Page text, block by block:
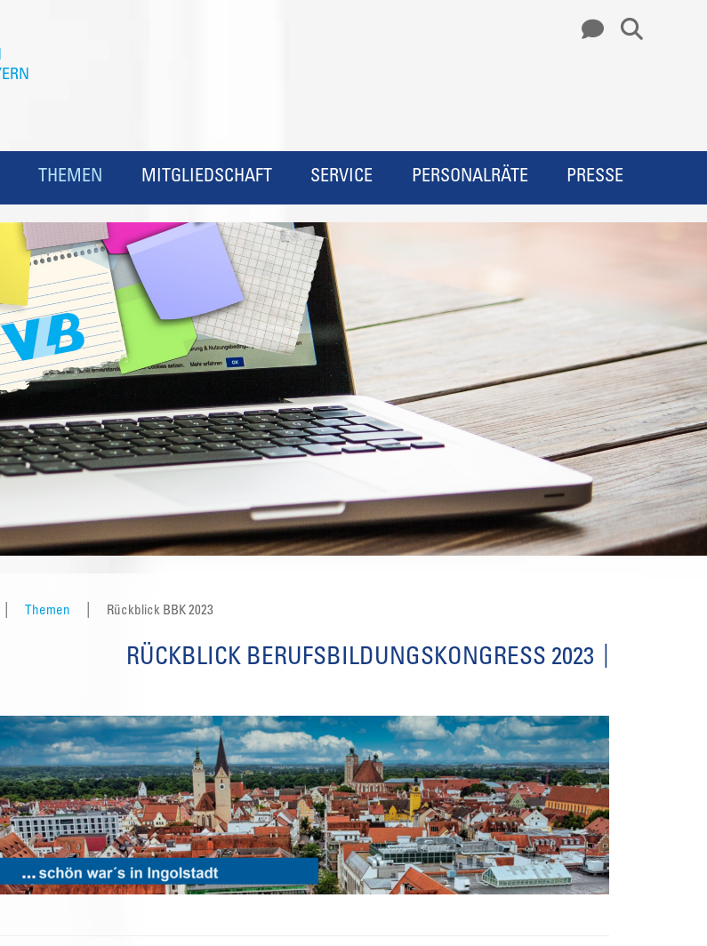
THEMEN MITGLIEDSCHAFT SERVICE PERSONALRÄTE PRESSE
Themen Rückblick BBK 2023
RÜCKBLICK BERUFSBILDUNGSKONGRESS 2023